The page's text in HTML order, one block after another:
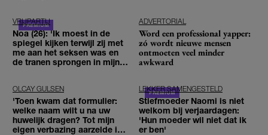
VRIJPARTIJ
Noa (26): 'Ik moest in de
spiegel kijken terwijl zij met
me aan het seksen was en
de tranen sprongen in mijn
ADVERTORIAL
Word een professional yapper:
zó wordt nieuwe mensen
ontmoeten veel minder
awkward
OLCAY GULSEN
'Toen kwam dat formulier:
welke naam wilt u na uw
huwelijk dragen? Tot mijn
eigen verbazing aarzelde ik
LEKKER SAMENGESTELD
Stiefmoeder Naomi is niet
welkom bij verjaardagen:
'Hun moeder wil niet dat ik
er ben'